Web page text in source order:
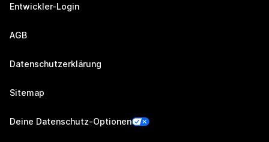
Entwickler-Login
AGB
Datenschutzerklärung
Sitemap
Deine Datenschutz-Optionen